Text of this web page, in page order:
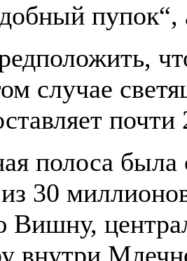
случае
полоса
30
Вишну,
внутри